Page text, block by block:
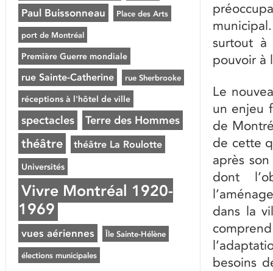
surtout
pouvoir à
Le
un enjeu
de
de cette
après
dont
dans la
besoins
Paul Buissonneau Place des Arts
port de Montréal
Première Guerre mondiale
rue Sainte-Catherine rue Sherbrooke
réceptions à l'hôtel de ville
spectacles Terre des Hommes
théâtre théâtre La Roulotte
Universités
Vivre Montréal 1920-
1969
vues aériennes Île Sainte-Hélène
élections municipales